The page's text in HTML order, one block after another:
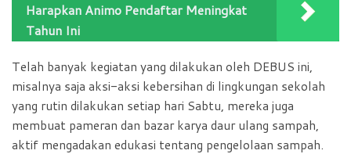
Harapkan Animo Pendaftar Meningkat
Tahun Ini
Telah banyak kegiatan yang dilakukan oleh DEBUS ini,
misalnya saja aksi-aksi kebersihan di lingkungan sekolah
yang rutin dilakukan setiap hari Sabtu, mereka juga
membuat pameran dan bazar karya daur ulang sampah,
aktif mengadakan edukasi tentang pengelolaan sampah.